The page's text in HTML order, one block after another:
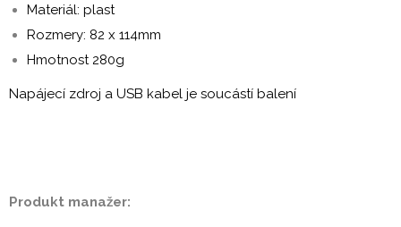
Materiál: plast
Rozmery: 82 x 114mm
Hmotnost 280g
Napájecí zdroj a USB kabel je soucástí balení
Produkt manažer: